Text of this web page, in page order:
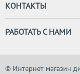
КОНТАКТЫ
РАБОТАТЬ С НАМИ
© Интернет магазин